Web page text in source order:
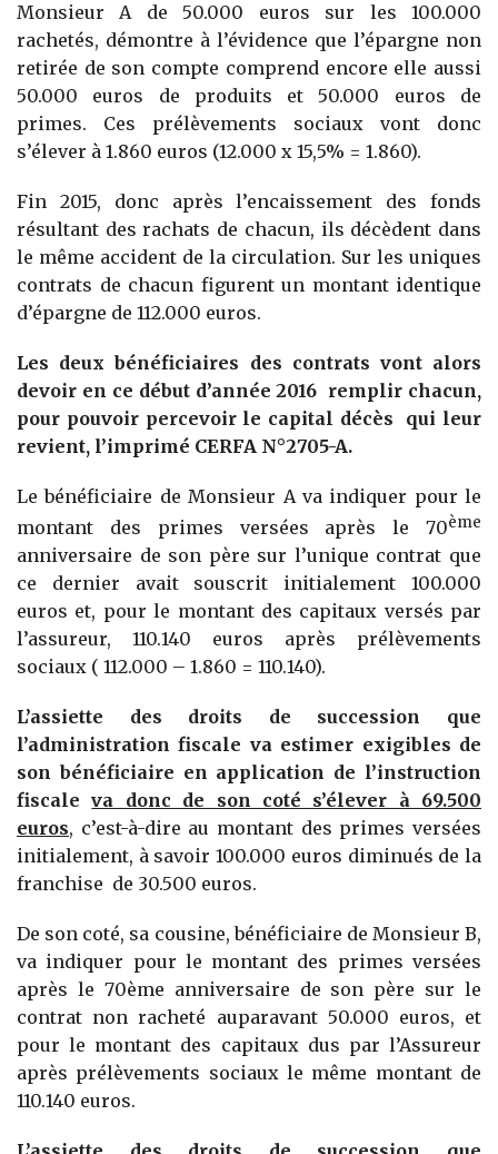
Monsieur A de 50.000 euros sur les 100.000
rachetés, démontre à l’évidence que l’épargne non
retirée de son compte comprend encore elle aussi
50.000 euros de produits et 50.000 euros de
primes. Ces prélèvements sociaux vont donc
s’élever à 1.860 euros (12.000 x 15,5% = 1.860).
Fin 2015, donc après l’encaissement des fonds
résultant des rachats de chacun, ils décèdent dans
le même accident de la circulation. Sur les uniques
contrats de chacun figurent un montant identique
d’épargne de 112.000 euros.
Les deux bénéficiaires des contrats vont alors
devoir en ce début d’année 2016 remplir chacun,
pour pouvoir percevoir le capital décès qui leur
revient, l’imprimé CERFA N°2705-A.
Le bénéficiaire de Monsieur A va indiquer pour le
montant des primes versées après le 70ème
anniversaire de son père sur l’unique contrat que
ce dernier avait souscrit initialement 100.000
euros et, pour le montant des capitaux versés par
l’assureur, 110.140 euros après prélèvements
sociaux ( 112.000 – 1.860 = 110.140).
L’assiette des droits de succession que
l’administration fiscale va estimer exigibles de
son bénéficiaire en application de l’instruction
fiscaleva donc de son coté s’élever à 69.500
euros, c’est-à-dire au montant des primes versées
initialement, à savoir 100.000 euros diminués de la
franchise de 30.500 euros.
De son coté, sa cousine, bénéficiaire de Monsieur B,
va indiquer pour le montant des primes versées
après le 70ème anniversaire de son père sur le
contrat non racheté auparavant 50.000 euros, et
pour le montant des capitaux dus par l’Assureur
après prélèvements sociaux le même montant de
110.140 euros.